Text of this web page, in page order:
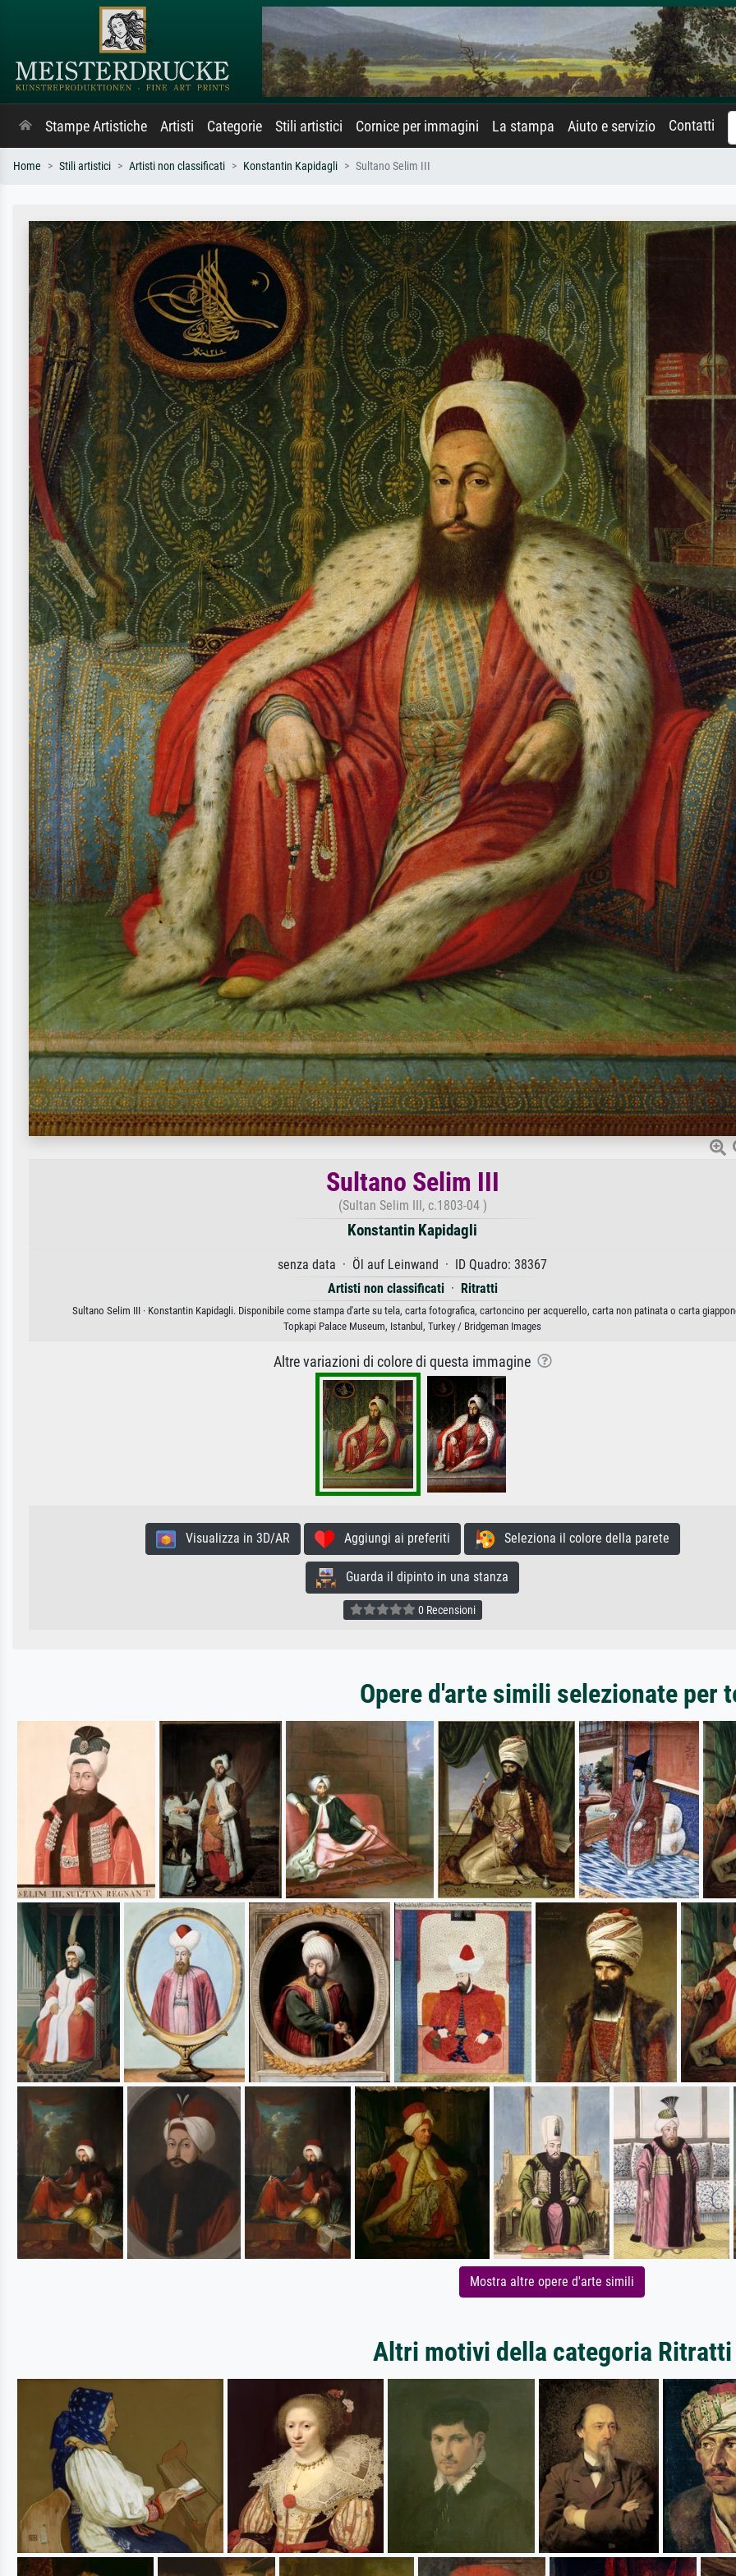
Stampe Artistiche Artisti Categorie Stili artistici Cornice per immagini La stampa Aiuto e servizio Contatti
Home Stili artistici Artisti non classificati Konstantin Kapidagli Sultano Selim III
Sultano Selim III
(Sultan Selim III, c.1803-04 )
Konstantin Kapidagli
senza data · Öl auf Leinwand · ID Quadro: 38367
Artisti non classificati· Ritratti
Sultano Selim III · Konstantin Kapidagli. Disponibile come stampa d'arte su tela, carta fotografica, cartoncino per acquerello, carta non patinata o carta
Topkapi Palace Museum, Istanbul, Turkey / Bridgeman Images
Altre variazioni di colore di questa immagine
Visualizza in 3D/AR Aggiungi ai preferiti Seleziona il colore della parete
Guarda il dipinto in una stanza
0 Recensioni
Opere d'arte simili selezionate per
Mostra altre opere d'arte simili
Altri motivi della categoria Ritratti